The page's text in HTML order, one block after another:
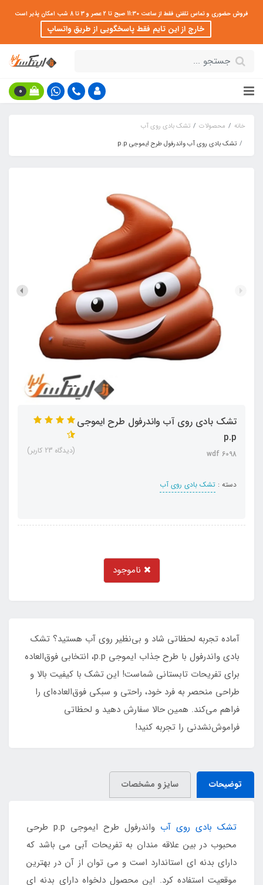
فروش حضوری و تماس تلفنی فقط از ساعت 11:30 صبح تا 2 عصر و 3 تا 8 شب امکان پذیر است
خارج از این تایم فقط پاسخگویی از طریق واتساپ
0
خانه محصولات
تشک بادی روی آب
تشک بادی روی آب واندرفول طرح ایموجی p.p
تشک بادی روی آب واندرفول طرح ایموجی
p.p
wdf 6098
دسته : تشک بادی روی آب
(دیدگاه 23 کاربر)
ناموجود
آماده تجربه لحظاتی شاد و بی‌نظیر روی آب هستید؟ تشک
بادی واندرفول با طرح جذاب ایموجی p.p، انتخابی فوق‌العاده
برای تفریحات تابستانی شماست! این تشک با کیفیت بالا و
طراحی منحصر به فرد خود، راحتی و سبکی فوق‌العاده‌ای را
فراهم می‌کند. همین حالا سفارش دهید و لحظاتی
فراموش‌نشدنی را تجربه کنید!
توضیحات سایز و مشخصات
تشک بادی روی آب
واندرفول طرح ایموجی p.p طرحی
محبوب در بین علاقه مندان به تفریحات آبی می باشد که
دارای بدنه ای استاندارد است و می توان از آن در بهترین
موقعیت استفاده کرد. این محصول دلخواه دارای بدنه ای